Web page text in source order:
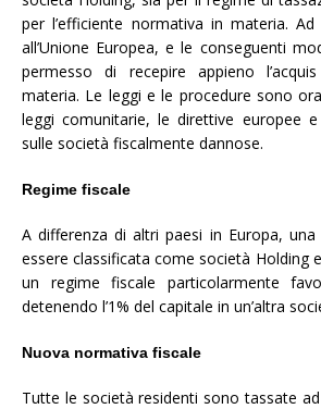
per l’efficiente normativa in materia. Ad
all’Unione Europea, e le conseguenti
permesso di recepire appieno
materia. Le leggi e le procedure sono
leggi comunitarie, le direttive europee
sulle società fiscalmente dannose.
Regime fiscale
A differenza di altri paesi in Europa,
essere classificata come società Holding
un regime fiscale particolarmente
detenendo l’1% del capitale in un’altra
Nuova normativa fiscale
Tutte le società residenti sono tassate ad